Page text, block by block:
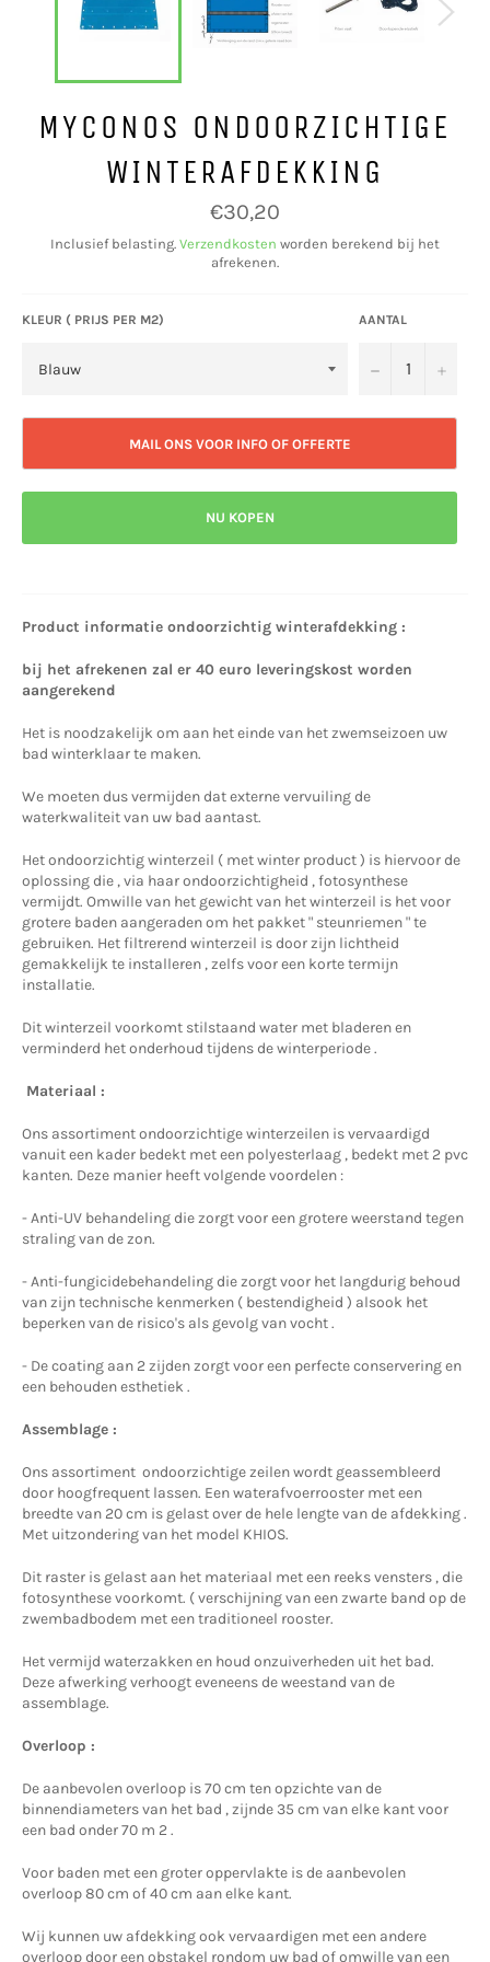
MYCONOS ONDOORZICHTIGE
WINTERAFDEKKING
Normale
prijs
€30,20
Inclusief belasting. Verzendkosten worden berekend bij het
afrekenen.
KLEUR ( PRIJS PER M2) AANTAL
− +
MAIL ONS VOOR INFO OF OFFERTE
NU KOPEN
Product informatie ondoorzichtig winterafdekking :
bij het afrekenen zal er 40 euro leveringskost worden
aangerekend
Het is noodzakelijk om aan het einde van het zwemseizoen uw
bad winterklaar te maken.
We moeten dus vermijden dat externe vervuiling de
waterkwaliteit van uw bad aantast.
Het ondoorzichtig winterzeil ( met winter product ) is hiervoor de
oplossing die , via haar ondoorzichtigheid , fotosynthese
vermijdt. Omwille van het gewicht van het winterzeil is het voor
grotere baden aangeraden om het pakket " steunriemen " te
gebruiken. Het filtrerend winterzeil is door zijn lichtheid
gemakkelijk te installeren , zelfs voor een korte termijn
installatie.
Dit winterzeil voorkomt stilstaand water met bladeren en
verminderd het onderhoud tijdens de winterperiode .
Materiaal :
Ons assortiment ondoorzichtige winterzeilen is vervaardigd
vanuit een kader bedekt met een polyesterlaag , bedekt met 2 pvc
kanten. Deze manier heeft volgende voordelen :
- Anti-UV behandeling die zorgt voor een grotere weerstand tegen
straling van de zon.
- Anti-fungicidebehandeling die zorgt voor het langdurig behoud
van zijn technische kenmerken ( bestendigheid ) alsook het
beperken van de risico's als gevolg van vocht .
- De coating aan 2 zijden zorgt voor een perfecte conservering en
een behouden esthetiek .
Assemblage :
Ons assortiment ondoorzichtige zeilen wordt geassembleerd
door hoogfrequent lassen. Een waterafvoerrooster met een
breedte van 20 cm is gelast over de hele lengte van de afdekking .
Met uitzondering van het model KHIOS.
Dit raster is gelast aan het materiaal met een reeks vensters , die
fotosynthese voorkomt. ( verschijning van een zwarte band op de
zwembadbodem met een traditioneel rooster.
Het vermijd waterzakken en houd onzuiverheden uit het bad.
Deze afwerking verhoogt eveneens de weestand van de
assemblage.
Overloop :
De aanbevolen overloop is 70 cm ten opzichte van de
binnendiameters van het bad , zijnde 35 cm van elke kant voor
een bad onder 70 m 2 .
Voor baden met een groter oppervlakte is de aanbevolen
overloop 80 cm of 40 cm aan elke kant.
Wij kunnen uw afdekking ook vervaardigen met een andere
overloop door een obstakel rondom uw bad of omwille van een